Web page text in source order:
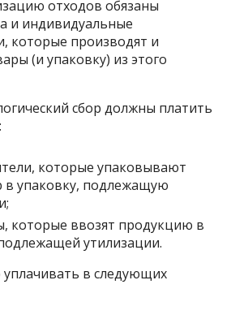
отходов обязаны
и индивидуальные
которые производят и
(и упаковку) из этого
сбор должны платить
которые упаковывают
в упаковку, подлежащую
которые ввозят продукцию в
утилизации.
в следующих